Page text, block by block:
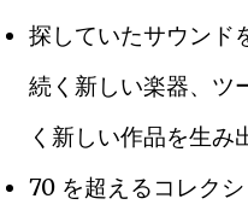
探していたサウンド
続く新しい楽器、ツ
く新しい作品を生み
70 を超えるコレク